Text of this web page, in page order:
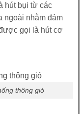
hút bụi từ các
ngoài nhằm đảm
gọi là hút cơ
thông gió